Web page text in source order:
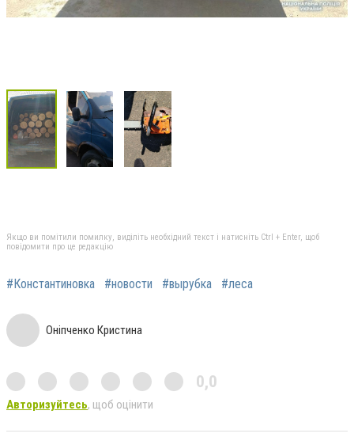
Якщо ви помітили помилку, виділіть необхідний текст і натисніть Ctrl + Enter, щоб
повідомити про це редакцію
#Константиновка #новости #вырубка #леса
Оніпченко Кристина
0,0
Авторизуйтесь, щоб оцінити